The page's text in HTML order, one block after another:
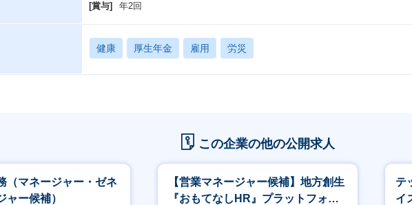
[賞与]
年2回
健康 厚生年金 雇用 労災
この企業の他の公開求人
（マネージャー・ゼネ
ャー候補）
【営業マネージャー候補】地方創生
『おもてなしHR』プラットフォー
テ
イ